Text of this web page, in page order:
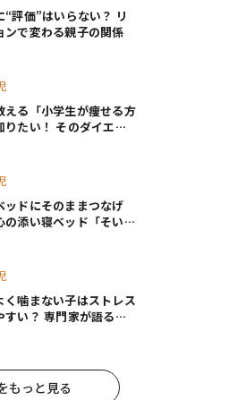
“評価”はいらない？ リ
ンで変わる親子の関係
える「小学生が痩せる方
りたい！ そのダイエッ
ッドにそのままつなげ
の添い寝ベッド「そいね
く噛まない子はストレス
すい？ 専門家が語る、
もっと見る